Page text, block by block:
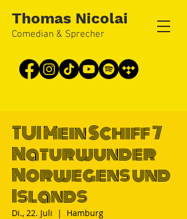
Thomas Nicolai
Comedian & Sprecher
TUI Mein Schiff 7
Naturwunder
Norwegens und
Islands
Di., 22. Juli
  |
Hamburg